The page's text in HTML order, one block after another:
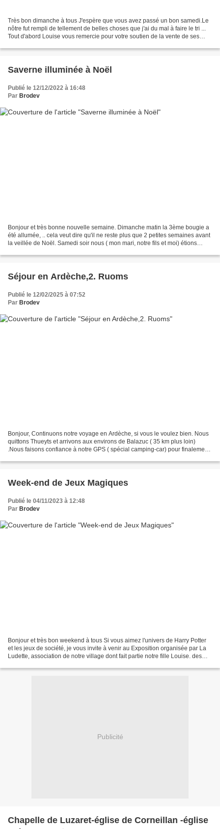
Très bon dimanche à tous J'espère que vous avez passé un bon samedi.Le
nôtre fut rempli de tellement de belles choses que j'ai du mal à faire le tri ...
Tout d'abord Louise vous remercie pour votre soutien de la vente de ses
Saverne illuminée à Noël
Publié le 12/12/2022 à 16:48
Par Brodev
Bonjour et très bonne nouvelle semaine. Dimanche matin la 3ème bougie a
été allumée, .. cela veut dire qu'il ne reste plus que 2 petites semaines avant
la veillée de Noël. Samedi soir nous ( mon mari, notre fils et moi) étions
Séjour en Ardèche,2. Ruoms
Publié le 12/02/2025 à 07:52
Par Brodev
Bonjour, Continuons notre voyage en Ardèche, si vous le voulez bien. Nous
quittons Thueyts et arrivons aux environs de Balazuc ( 35 km plus loin)
.Nous faisons confiance à notre GPS ( spécial camping-car) pour finalement
Week-end de Jeux Magiques
Publié le 04/11/2023 à 12:48
Par Brodev
Bonjour et très bon weekend à tous Si vous aimez l'univers de Harry Potter
et les jeux de société, je vous invite à venir au Exposition organisée par La
Ludette, association de notre village dont fait partie notre fille Louise. des
Publicité
Chapelle de Luzaret-église de Corneillan -église